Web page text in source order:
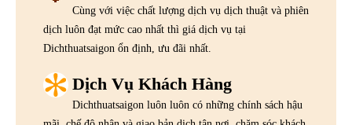
Cùng với việc chất lượng dịch vụ dịch thuật và phiên
dịch luôn đạt mức cao nhất thì giá dịch vụ tại
Dichthuatsaigon ổn định, ưu đãi nhất.
Dịch Vụ Khách Hàng
Dichthuatsaigon luôn luôn có những chính sách hậu